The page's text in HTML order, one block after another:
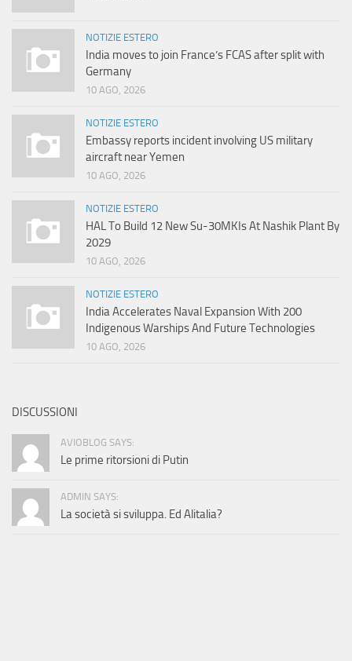
NOTIZIE ESTERO
India moves to join France’s FCAS after split with
Germany
10 AGO, 2026
NOTIZIE ESTERO
Embassy reports incident involving US military
aircraft near Yemen
10 AGO, 2026
NOTIZIE ESTERO
HAL To Build 12 New Su-30MKIs At Nashik Plant By
2029
10 AGO, 2026
NOTIZIE ESTERO
India Accelerates Naval Expansion With 200
Indigenous Warships And Future Technologies
10 AGO, 2026
DISCUSSIONI
AVIOBLOG SAYS:
Le prime ritorsioni di Putin
ADMIN SAYS:
La società si sviluppa. Ed Alitalia?